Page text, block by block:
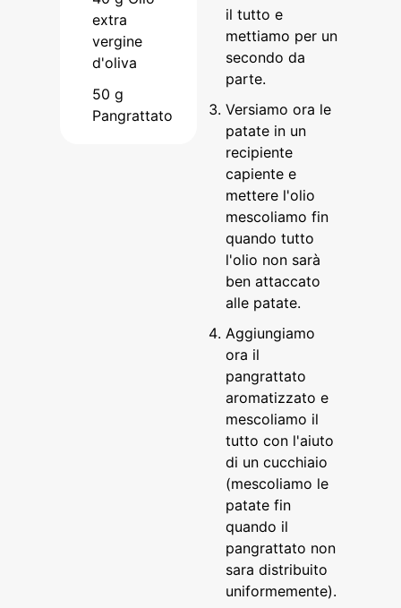
extra
vergine
d'oliva
50 g
Pangrattato
il tutto e
mettiamo per un
secondo da
parte.
Versiamo ora le
patate in un
recipiente
capiente e
mettere l'olio
mescoliamo fin
quando tutto
l'olio non sarà
ben attaccato
alle patate.
Aggiungiamo
ora il
pangrattato
aromatizzato e
mescoliamo il
tutto con l'aiuto
di un cucchiaio
(mescoliamo le
patate fin
quando il
pangrattato non
sara distribuito
uniformemente).